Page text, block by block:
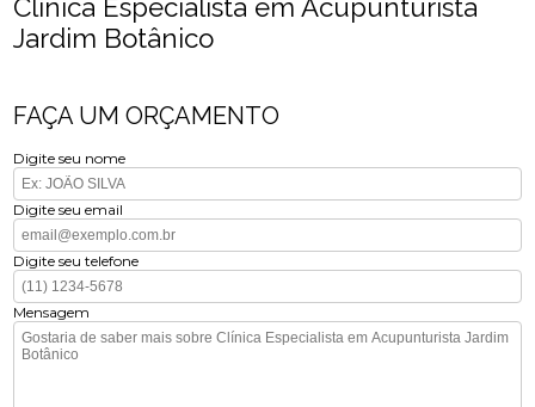
Clínica Especialista em Acupunturista
Jardim Botânico
FAÇA UM ORÇAMENTO
Digite seu nome
Digite seu email
Digite seu telefone
Mensagem